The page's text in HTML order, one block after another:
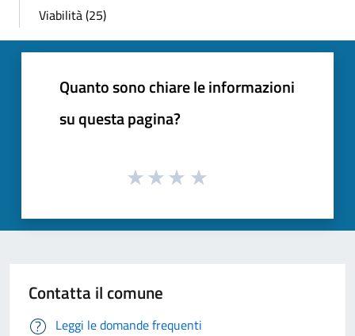
Viabilità (25)
Quanto sono chiare le informazioni
su questa pagina?
Contatta il comune
Leggi le domande frequenti